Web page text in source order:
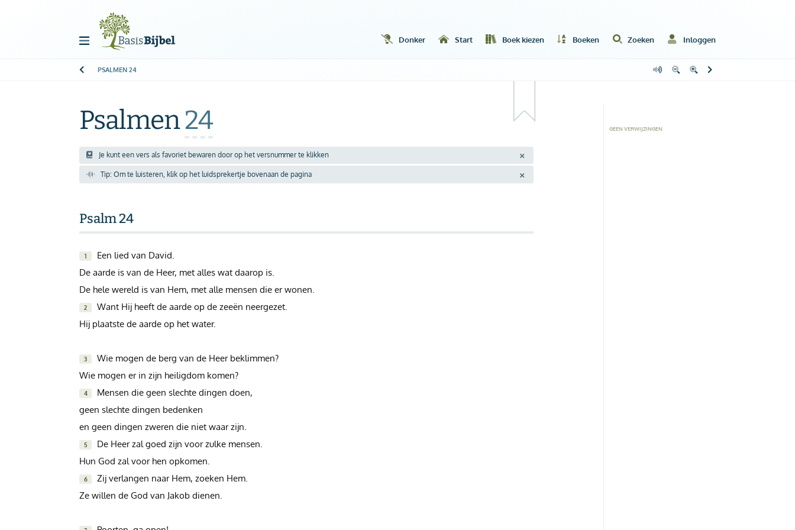
Donker Start Boek kiezen Boeken Zoeken Inloggen
Gast
Start
Lezen
Zoeken
Inloggen
Help
Giften via PayPal
PSALMEN 24
Psalmen24
Je kunt een vers als favoriet bewaren door op het versnummer te klikken
Tip: Om te luisteren, klik op het luidsprekertje bovenaan de pagina
Psalm 24
1
Een lied van David.
De aarde is van de Heer, met alles wat daarop is.
De hele wereld is van Hem, met alle mensen die er wonen.
2
Want Hij heeft de aarde op de zeeën neergezet.
Hij plaatste de aarde op het water.
3
Wie mogen de berg van de Heer beklimmen?
Wie mogen er in zijn heiligdom komen?
4
Mensen die geen slechte dingen doen,
geen slechte dingen bedenken
en geen dingen zweren die niet waar zijn.
5
De Heer zal goed zijn voor zulke mensen.
Hun God zal voor hen opkomen.
6
Zij verlangen naar Hem, zoeken Hem.
Ze willen de God van Jakob dienen.
GEEN VERWIJZINGEN